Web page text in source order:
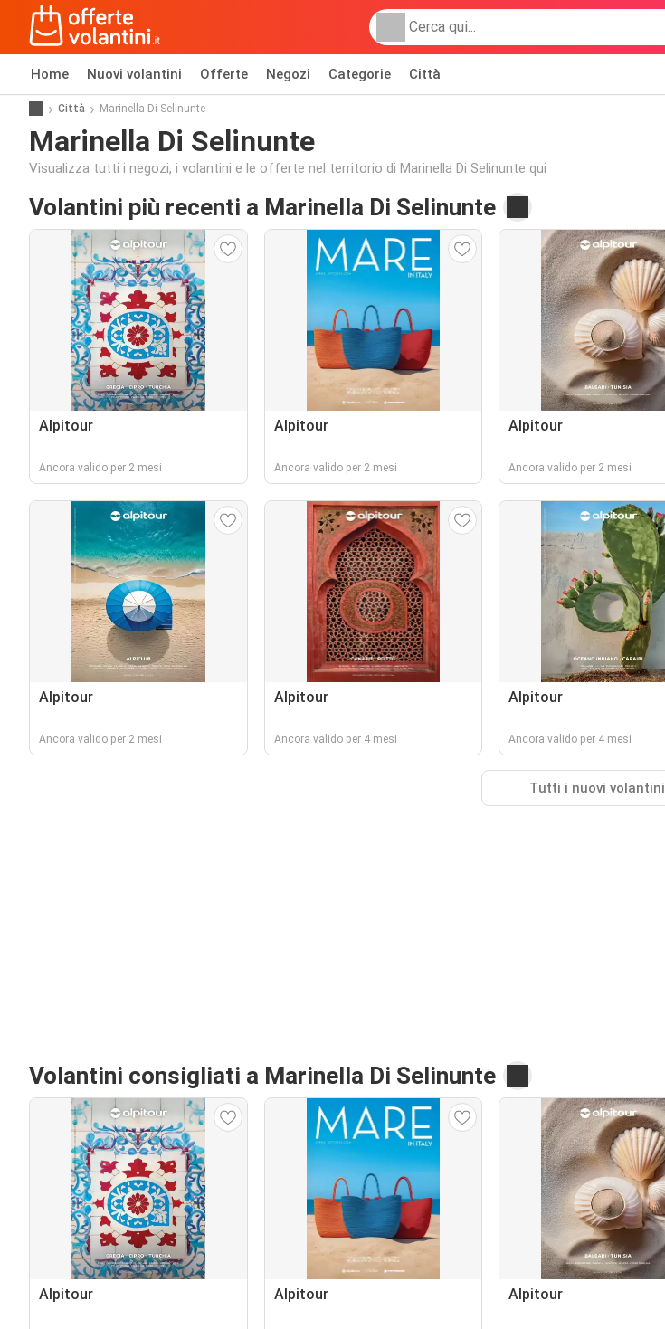
Home Nuovi volantini Offerte Negozi Categorie Città
Città Marinella Di Selinunte
Marinella Di Selinunte
Visualizza tutti i negozi, i volantini e le offerte nel territorio di Marinella Di Selinunte qui
Volantini più recenti a Marinella Di Selinunte
Alpitour
Ancora valido per 2 mesi
Alpitour
Ancora valido per 2 mesi
Alpitour
Ancora valido per 2 mesi
Alpitour
Ancora valido per 2 mesi
Alpitour
Ancora valido per 4 mesi
Alpitour
Ancora valido per 4 mesi
Tutti i nuovi volantini
Volantini consigliati a Marinella Di Selinunte
Alpitour Alpitour Alpitour